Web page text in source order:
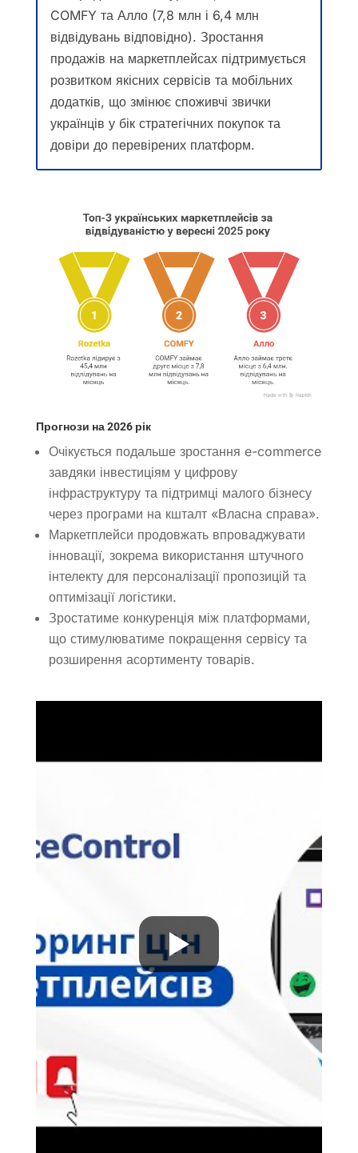
COMFY та Алло (7,8 млн і 6,4 млн
відвідувань відповідно). Зростання
продажів на маркетплейсах підтримується
розвитком якісних сервісів та мобільних
додатків, що змінює споживчі звички
українців у бік стратегічних покупок та
довіри до перевірених платформ.
Прогнози на 2026 рік
Очікується подальше зростання e-commerce
завдяки інвестиціям у цифрову
інфраструктуру та підтримці малого бізнесу
через програми на кшталт «Власна справа».
Маркетплейси продовжать впроваджувати
інновації, зокрема використання штучного
інтелекту для персоналізації пропозицій та
оптимізації логістики.
Зростатиме конкуренція між платформами,
що стимулюватиме покращення сервісу та
розширення асортименту товарів.